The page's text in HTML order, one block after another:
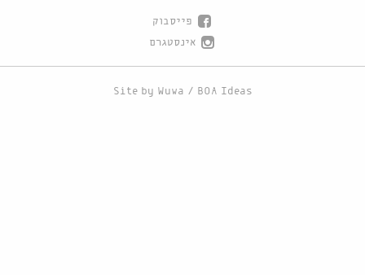
פייסבוק
אינסטגרם
Site by Wuwa / BOA Ideas